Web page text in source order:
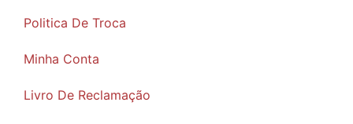
Politica De Troca
Minha Conta
Livro De Reclamação